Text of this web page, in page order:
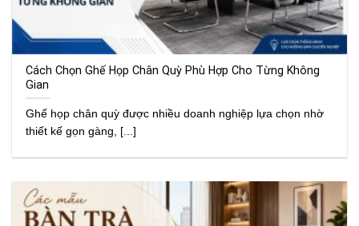
Cách Chọn Ghế Họp Chân Quỳ Phù Hợp Cho Từng Không
Gian
Ghế họp chân quỳ được nhiều doanh nghiệp lựa chọn nhờ
thiết kế gọn gàng, [...]